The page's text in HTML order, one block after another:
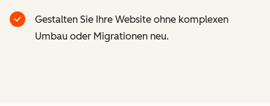
Gestalten Sie Ihre Website ohne komplexen
Umbau oder Migrationen neu.